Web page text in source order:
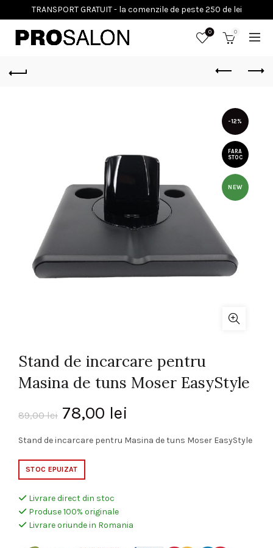
0 0
-12%
FARA
STOC
NEW
Stand de incarcare pentru
Masina de tuns Moser EasyStyle
89,00lei Prețul
inițial
a
fost:
89,00 lei.
78,00 lei
curent
Stand de incarcare pentru Masina de tuns Moser EasyStyle
STOC EPUIZAT
Livrare direct din stoc
Produse 100% originale
Livrare oriunde in Romania